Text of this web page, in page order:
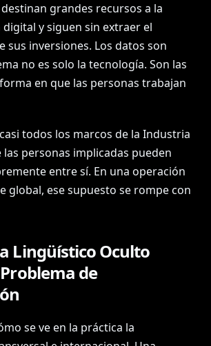
grandes recursos a la
y siguen sin extraer el
sus inversiones. Los datos son
no es solo la tecnología. Son las
en que las personas trabajan
todos los marcos de la Industria
las personas implicadas pueden
entre sí. En una operación
global, ese supuesto se rompe con
Lingüístico Oculto
de
se ve en la práctica la